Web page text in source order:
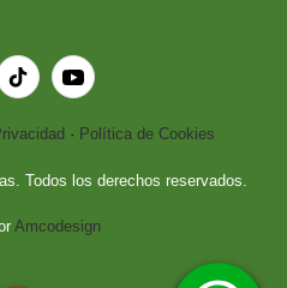
· Política de Cookies
Todos los derechos reservados.
Amcodesign